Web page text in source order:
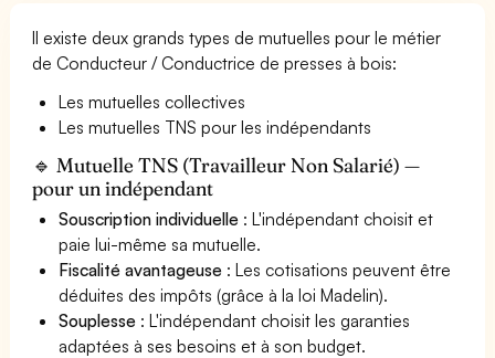
Il existe deux grands types de mutuelles pour le métier
de Conducteur / Conductrice de presses à bois:
Les mutuelles collectives
Les mutuelles TNS pour les indépendants
🔹 Mutuelle TNS (Travailleur Non Salarié) —
pour un indépendant
Souscription individuelle : L'indépendant choisit et
paie lui-même sa mutuelle.
Fiscalité avantageuse : Les cotisations peuvent être
déduites des impôts (grâce à la loi Madelin).
Souplesse : L'indépendant choisit les garanties
adaptées à ses besoins et à son budget.